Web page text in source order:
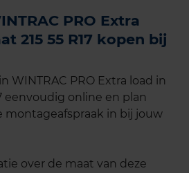
PRO Extra
215 55 R17 kopen bij
WINTRAC PRO Extra load in
eenvoudig online en plan
montageafspraak in bij jouw
over de maat van deze